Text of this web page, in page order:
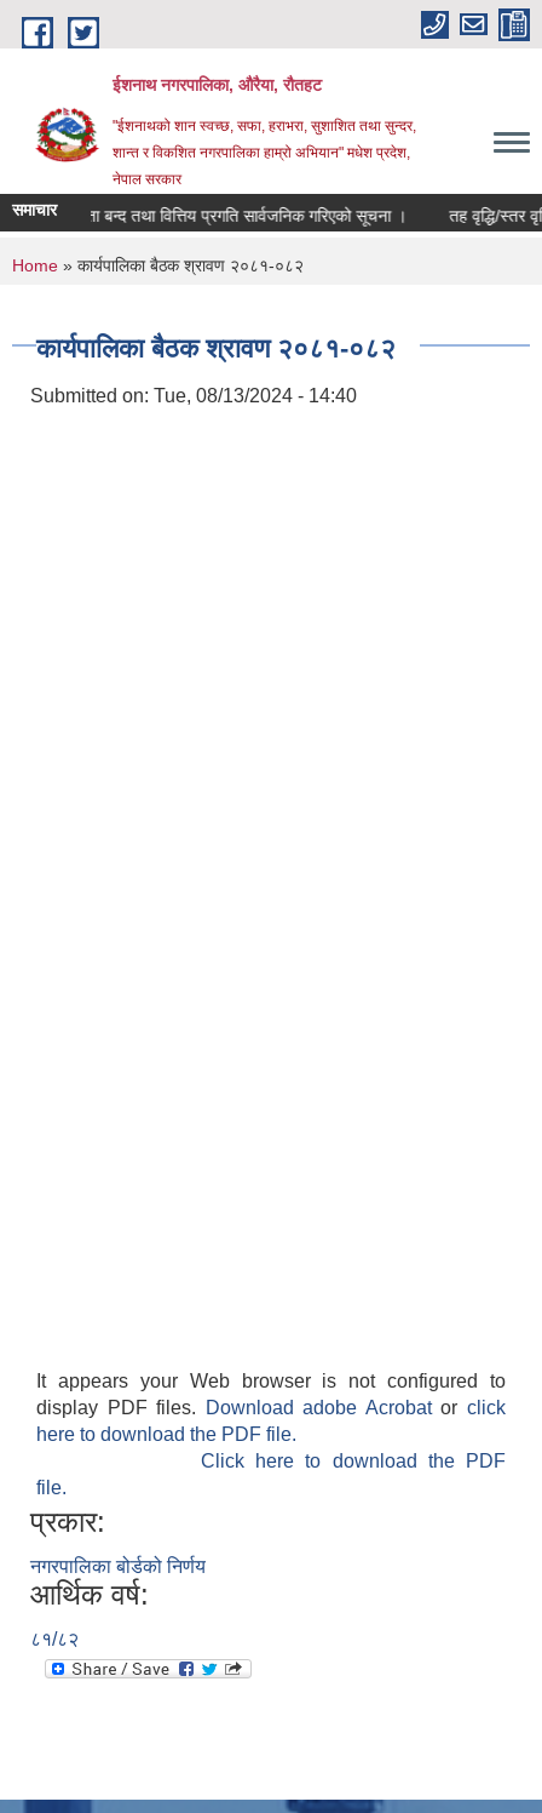
Skip to main content
ईशनाथ नगरपालिका, औरैया, रौतहट
"ईशनाथको शान स्वच्छ, सफा, हराभरा, सुशाशित तथा सुन्दर,
शान्त र विकशित नगरपालिका हाम्रो अभियान" मधेश प्रदेश,
नेपाल सरकार
समाचार
को खाता बन्द तथा वित्तिय प्रगति सार्वजनिक गरिएको सूचना । तह वृद्धि/स्तर
You are here
Home » कार्यपालिका बैठक श्रावण २०८१-०८२
कार्यपालिका बैठक श्रावण २०८१-०८२
Submitted on: Tue, 08/13/2024 - 14:40
It appears your Web browser is not configured to
display PDF files.
Download adobe Acrobatorclick
here to download the PDF file.
Click here to download the PDF
file.
प्रकार:
नगरपालिका बोर्डको निर्णय
आर्थिक वर्ष:
८१/८२